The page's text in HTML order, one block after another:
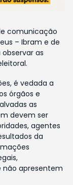
comunicação
– Ibram e de
as
é vedada a
órgãos e
as
devem ser
agentes
da
não apresentem